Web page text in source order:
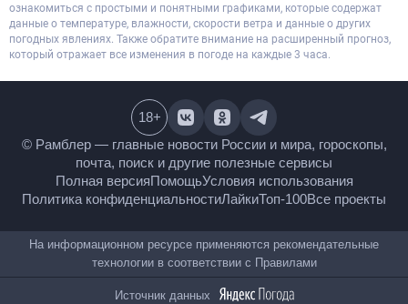
ознакомиться с простыми и понятными графиками, которые содержат
данные о температуре, влажности, скорости ветра и данные о других
погодных явлениях. Также обратите внимание на расширенный прогноз,
который отражает все изменения в погоде на каждые 3 часа.
© Рамблер — главные новости России и мира,
гороскопы, почта, поиск и другие полезные сервисы
Полная версияПомощьУсловия использования
Политика конфиденциальностиЛайкиТоп-100
18+
На информационном ресурсе применяются
рекомендательные технологии в соответствии сПравилами